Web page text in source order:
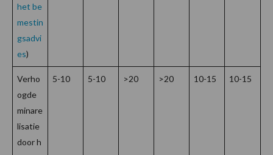
het be
mestin
gsadvi
es)
Verho
ogde
minare
lisatie
door h
5-10 5-10 >20 >20 10-15 10-15